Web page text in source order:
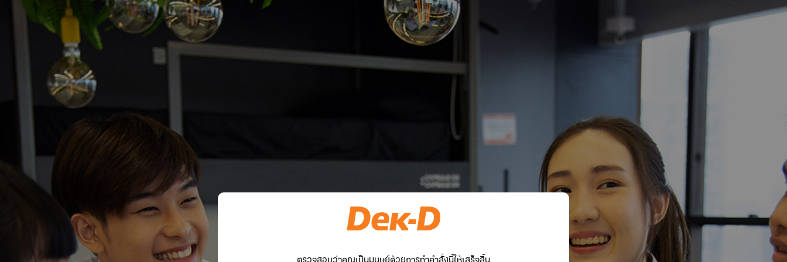
ตรวจสอบว่าคุณเป็นมนุษย์ด้วยการทำคำสั่งนี้ให้เสร็จสิ้น